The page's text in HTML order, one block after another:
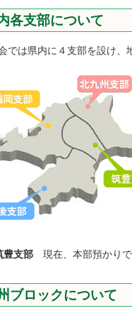
各支部について
では県内に４支部を設け、
支部 現在、本部預かりで
ブロックについて